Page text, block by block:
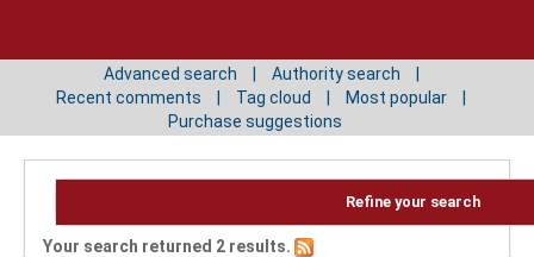
Advanced search
Authority search
Recent comments
Tag cloud
Most popular
Purchase suggestions
Refine your search
Your search returned 2 results.